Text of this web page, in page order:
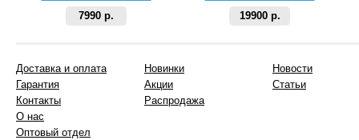
7990 р.
19900 р.
Доставка и оплата
Гарантия
Контакты
О нас
Оптовый отдел
Новинки
Акции
Распродажа
Новости
Статьи